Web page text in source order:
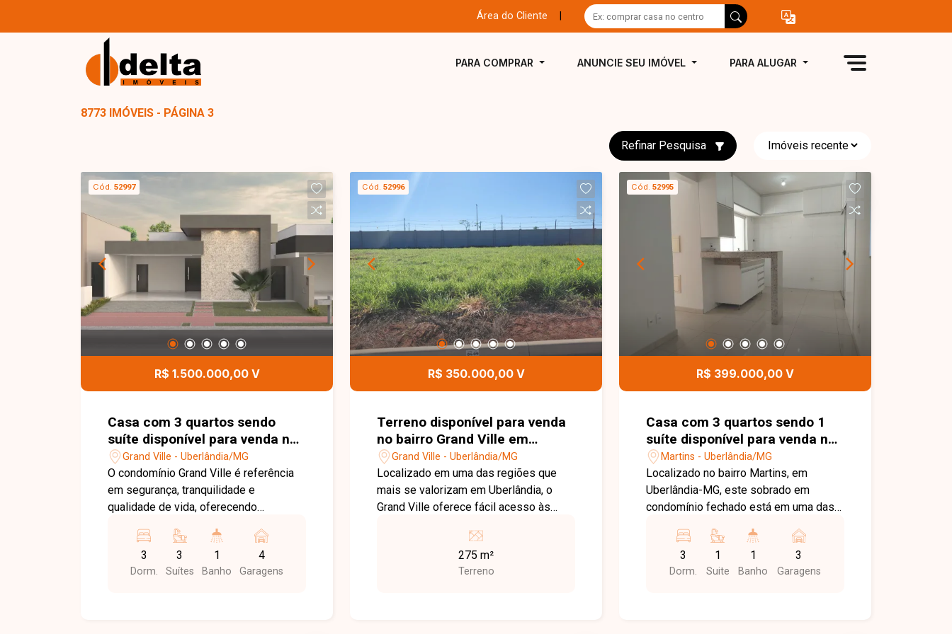
Área do Cliente
PARA COMPRAR ANUNCIE SEU IMÓVEL PARA ALUGAR
8773 IMÓVEIS - PÁGINA 3
Refinar Pesquisa
Cód. 52997
R$ 1.500.000,00 V
Casa com 3 quartos sendo
suíte disponível para venda no
bairro Grand Ville em
Uberlândia-MG
Grand Ville - Uberlândia/MG
O condomínio Grand Ville é referência
em segurança, tranquilidade e
qualidade de vida, oferecendo
às principais regiões de Uberlândia.
Ideal para quem busca morar com
conforto, exclusividade e em um
3
Dorm.
3
Suítes
1
Banho
4
Garagens
Cód. 52996
R$ 350.000,00 V
Terreno disponível para venda
no bairro Grand Ville em
Uberlândia-MG
Grand Ville - Uberlândia/MG
Localizado em uma das regiões que
mais se valorizam em Uberlândia, o
Grand Ville oferece fácil acesso às
próximo a comércios, serviços e
conveniências. É uma excelente opção
para quem deseja construir em um
275 m²
Terreno
Cód. 52995
R$ 399.000,00 V
Casa com 3 quartos sendo 1
suíte disponível para venda no
bairro Martins em Uberlândia-
MG
Martins - Uberlândia/MG
Localizado no bairro Martins, em
Uberlândia-MG, este sobrado em
condomínio fechado está em uma das
da cidade, com fácil acesso ao Centro,
hospitais, supermercados, escolas,
farmácias, restaurantes e diversos
3
Dorm.
1
Suite
1
Banho
3
Garagens